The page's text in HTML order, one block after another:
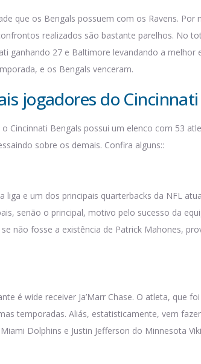
que os Bengals possuem com os Ravens. Por
realizados são bastante parelhos. No
ganhando 27 e Baltimore levandando a melhor
e os Bengals venceram.
jogadores do
Cincinnati Bengals possui um elenco com 53
sobre os demais. Confira alguns::
liga e um dos principais quarterbacks da NFL
senão o principal, motivo pelo sucesso da
não fosse a existência de Patrick Mahones,
é wide receiver Ja’Marr Chase. O atleta, que
temporadas. Aliás, estatisticamente, vem
Dolphins e Justin Jefferson do Minnesota